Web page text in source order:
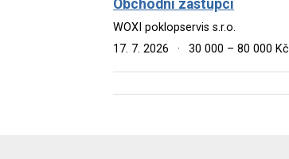
Obchodní zástupci
WOXI poklopservis s.r.o.
17. 7. 2026
· 30 000 – 80 000 Kč